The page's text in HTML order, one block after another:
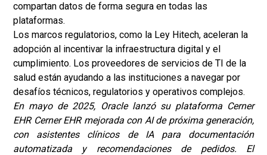
compartan datos de forma segura en todas las
plataformas.
Los marcos regulatorios, como la Ley Hitech, aceleran la
adopción al incentivar la infraestructura digital y el
cumplimiento. Los proveedores de servicios de TI de la
salud están ayudando a las instituciones a navegar por
desafíos técnicos, regulatorios y operativos complejos.
En mayo de 2025, Oracle lanzó su plataforma Cerner
EHR Cerner EHR mejorada con AI de próxima generación,
con asistentes clínicos de IA para documentación
automatizada y recomendaciones de pedidos. El